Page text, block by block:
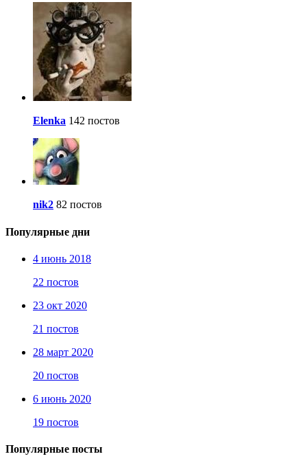
Elenka 142 постов
nik2 82 постов
Популярные дни
4 июнь 2018
22 постов
23 окт 2020
21 постов
28 март 2020
20 постов
6 июнь 2020
19 постов
Популярные посты